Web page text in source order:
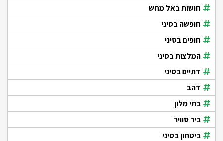
חושות באל מחש
חופשה בסיני
חופים בסיני
המלצות בסיני
דתיים בסיני
דהב
בתי מלון
ביר סוויר
ביטחון בסיני